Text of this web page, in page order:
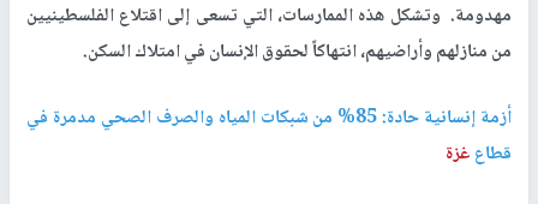
مهدومة. وتشكل هذه الممارسات، التي تسعى إلى اقتلاع الفلسطينيين
من منازلهم وأراضيهم، انتهاكاً لحقوق الإنسان في امتلاك السكن.
أزمة إنسانية حادة: 85% من شبكات المياه والصرف الصحي مدمرة في
قطاعغزة